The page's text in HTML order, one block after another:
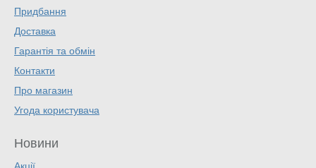
Придбання
Доставка
Гарантія та обмін
Контакти
Про магазин
Угода користувача
Новини